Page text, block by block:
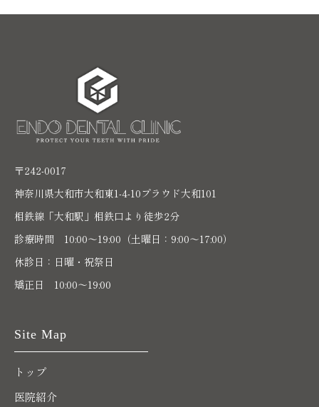
〒242-0017
神奈川県大和市大和東1-4-10プラウド大和101
相鉄線「大和駅」相鉄口より徒歩2分
診療時間 10:00〜19:00（土曜日：9:00～17:00）
休診日：日曜・祝祭日
矯正日 10:00～19:00
Site Map
トップ
医院紹介